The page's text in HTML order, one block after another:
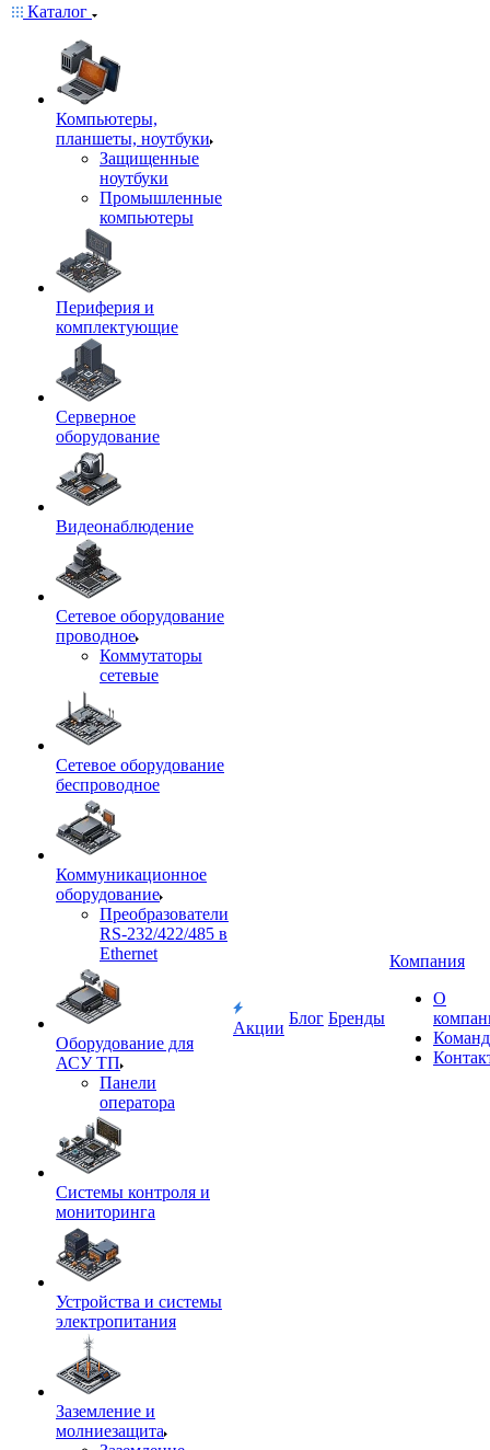
Каталог
Компьютеры,
планшеты, ноутбуки
Защищенные
ноутбуки
Промышленные
компьютеры
Периферия и
комплектующие
Серверное
оборудование
Видеонаблюдение
Сетевое оборудование
проводное
Коммутаторы
сетевые
Сетевое оборудование
беспроводное
Коммуникационное
оборудование
Преобразователи
RS-232/422/485 в
Ethernet
Оборудование для
АСУ ТП
Панели
оператора
Системы контроля и
мониторинга
Устройства и системы
электропитания
Заземление и
молниезащита
Акции
Блог Бренды
Компания
О